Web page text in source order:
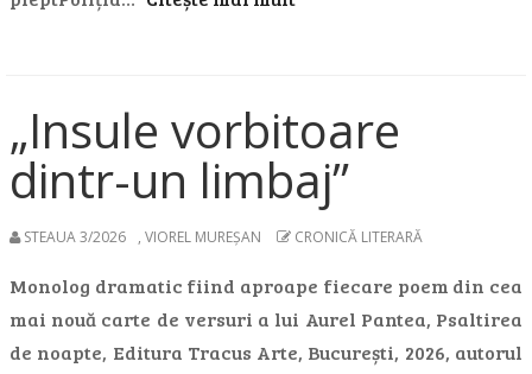
„Insule vorbitoare
dintr-un limbaj”
STEAUA 3/2026 , VIOREL MUREŞAN CRONICĂ LITERARĂ
Monolog dramatic fiind aproape fiecare poem din cea
mai nouă carte de versuri a lui Aurel Pantea, Psaltirea
de noapte, Editura Tracus Arte, București, 2026, autorul